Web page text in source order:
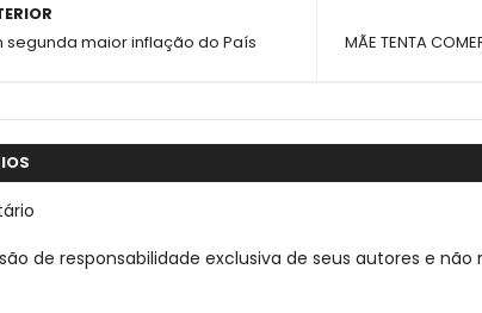
MÃE TENTA
segunda maior inflação do País
de responsabilidade exclusiva de seus autores e